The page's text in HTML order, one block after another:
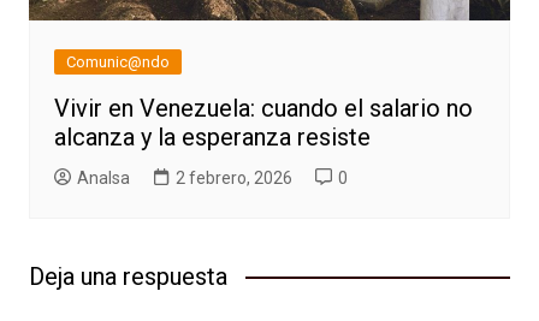
Comunic@ndo
Vivir en Venezuela: cuando el salario no
alcanza y la esperanza resiste
AnaIsa 2 febrero, 2026 0
Deja una respuesta